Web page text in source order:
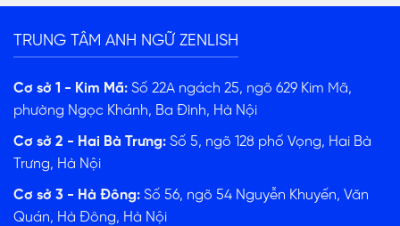
TRUNG TÂM ANH NGỮ ZENLISH
Cơ sở 1 - Kim Mã: Số 22A ngách 25, ngõ 629 Kim Mã,
phường Ngọc Khánh, Ba Đình, Hà Nội
Cơ sở 2 - Hai Bà Trưng: Số 5, ngõ 128 phố Vọng, Hai Bà
Trưng, Hà Nội
Cơ sở 3 - Hà Đông: Số 56, ngõ 54 Nguyễn Khuyến, Văn
Quán, Hà Đông, Hà Nội
ĐĂNG KÝ TƯ VẤN